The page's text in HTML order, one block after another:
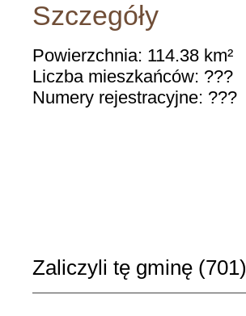
Szczegóły
Powierzchnia: 114.38 km²
Liczba mieszkańców: ???
Numery rejestracyjne: ???
Zaliczyli tę gminę (701)